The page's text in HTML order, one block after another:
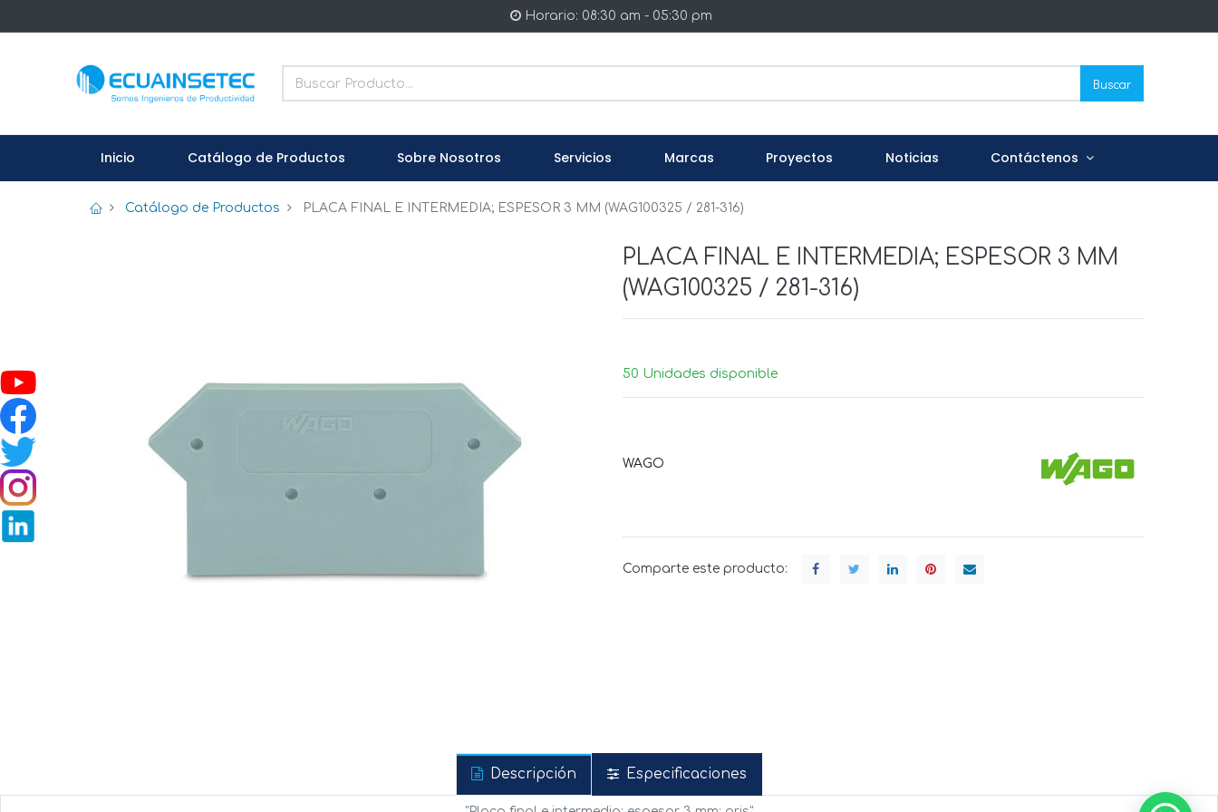
Horario: 08:30 am - 05:30 pm
Buscar
Inicio Catálogo de Productos Sobre Nosotros Servicios Marcas Proyectos Noticias Contáctenos
Catálogo de Productos PLACA FINAL E INTERMEDIA; ESPESOR 3 MM (WAG100325 / 281-316)
PLACA FINAL E INTERMEDIA; ESPESOR 3 MM
(WAG100325 / 281-316)
50 Unidades disponible
WAGO
Comparte este producto:
Descripción Especificaciones